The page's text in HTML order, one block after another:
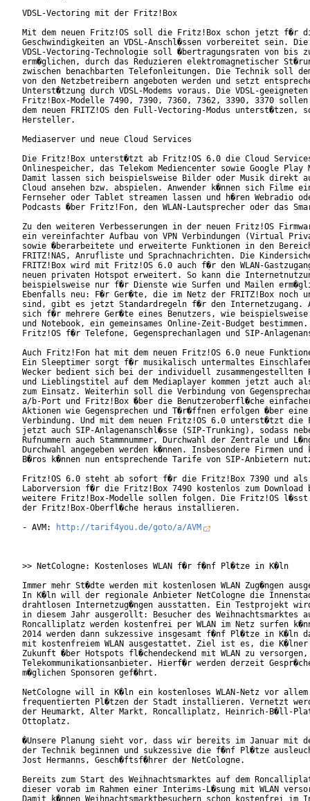
VDSL-Vectoring mit der Fritz!Box
Mit dem neuen Fritz!OS soll die Fritz!Box schon jetzt f�r
Geschwindigkeiten an VDSL-Anschl�ssen vorbereitet sein. Die
VDSL-Vectoring-Technologie soll �bertragungsraten von bis
erm�glichen, durch das Reduzieren elektromagnetischer
zwischen benachbarten Telefonleitungen. Die Technik soll
von den Netzbetreibern angeboten werden und setzt
Unterst�tzung durch VDSL-Modems voraus. Die VDSL-geeigneten
Fritz!Box-Modelle 7490, 7390, 7360, 7362, 3390, 3370
dem neuen FRITZ!OS den Full-Vectoring-Modus unterst�tzen,
Hersteller.
Mediaserver und neue Cloud Services
Die Fritz!Box unterst�tzt ab Fritz!OS 6.0 die Cloud
Onlinespeicher, das Telekom Mediencenter sowie Google Play
Damit lassen sich beispielsweise Bilder oder Musik direkt
Cloud ansehen bzw. abspielen. Anwender k�nnen sich Filme
Fernseher oder Tablet streamen lassen und h�ren Webradio
Podcasts �ber Fritz!Fon, den WLAN-Lautsprecher oder das
Zu den weiteren Verbesserungen in der neuen Fritz!OS
ein vereinfachter Aufbau von VPN Verbindungen (Virtual
sowie �berarbeitete und erweiterte Funktionen in den
FRITZ!NAS, Anrufliste und Sprachnachrichten. Die
FRITZ!Box wird mit Fritz!OS 6.0 auch f�r den WLAN-
neuen privaten Hotspot erweitert. So kann die
beispielsweise nur f�r Dienste wie Surfen und Mailen
Ebenfalls neu: F�r Ger�te, die im Netz der FRITZ!Box noch
sind, gibt es jetzt Standardregeln f�r den Internetzugang.
sich f�r mehrere Ger�te eines Benutzers, wie
und Notebook, ein gemeinsames Online-Zeit-Budget bestimmen.
Fritz!OS f�r Telefone, Gegensprechanlagen und SIP-
Auch Fritz!Fon hat mit dem neuen Fritz!OS 6.0 neue
Ein Sleeptimer sorgt f�r musikalisch untermaltes
Wecker bedient sich bei der individuell
und Lieblingstitel auf dem Mediaplayer kommen jetzt auch
zum Einsatz. Weiterhin soll die Verbindung von
a/b-Port und Fritz!Box �ber die Benutzeroberfl�che
Aktionen wie Gegensprechen und T�r�ffnen erfolgen �ber
Verbindung. Und mit dem neuen Fritz!OS 6.0 unterst�tzt die
jetzt auch SIP-Anlagenanschl�sse (SIP-Trunking), sodass
Rufnummern auch Stammnummer, Durchwahl der Zentrale und
Durchwahl angegeben werden k�nnen. Insbesondere Firmen
B�ros k�nnen nun entsprechende Tarife von SIP-Anbietern
Fritz!OS 6.0 steht ab sofort f�r die Fritz!Box 7390 und als
Laborversion f�r die Fritz!Box 7490 kostenlos zum
weitere Fritz!Box-Modelle sollen folgen. Die Fritz!OS l�sst
der Fritz!Box-Oberfl�che heraus installieren.
- AVM:
http://tarif4you.de/goto/a/AVM
>> NetCologne: Kostenloses WLAN f�r f�nf Pl�tze in K�ln
Immer mehr St�dte werden mit kostenlosen WLAN Zug�ngen
In K�ln will der regionale Anbieter NetCologne die
drahtlosen Internetzug�ngen ausstatten. Ein Testprojekt
in diesem Jahr ausgerollt: Besucher des Weihnachtsmarktes
Roncalliplatz werden kostenfrei per WLAN im Netz surfen
2014 werden dann sukzessive insgesamt f�nf Pl�tze in K�ln
mit kostenfreiem WLAN ausgestattet. Ziel ist es, die
Zukunft �ber Hotspots fl�chendeckend mit WLAN zu
Telekommunikationsanbieter. Hierf�r werden derzeit
m�glichen Sponsoren gef�hrt.
NetCologne will in K�ln ein kostenloses WLAN-Netz vor
frequentierten Pl�tzen der Stadt installieren. Vernetzt
der Heumarkt, Alter Markt, Roncalliplatz, Heinrich-B�ll-
Ottoplatz.
�Unsere Planung sieht vor, dass wir bereits im Januar mit
der Technik beginnen und sukzessive die f�nf Pl�tze
Jost Hermanns, Gesch�ftsf�hrer der NetCologne.
Bereits zum Start des Weihnachtsmarktes auf dem
dieser vorab im Rahmen einer Interims-L�sung mit WLAN
Damit k�nnen Weihnachtsmarktbesuchern schon kostenfrei im